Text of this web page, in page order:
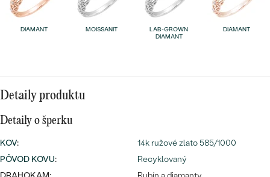
PODĽA TVARU DRAHOKAMU
DIAMANTY
náušnice
Personalizované
prívesky
OBJAVIŤ
Najpredávanejšie
DIAMANT MOISSANIT
LAB-GROWN
DIAMANT
DIAMANT
Detaily produktu
Detaily o šperku
KOV:
14k ružové zlato 585/1000
PÔVOD KOVU:
Recyklovaný